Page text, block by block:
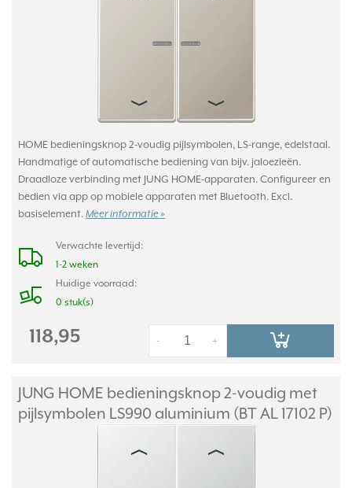
HOME bedieningsknop 2-voudig pijlsymbolen, LS-range, edelstaal.
Handmatige of automatische bediening van bijv. jaloezieën.
Draadloze verbinding met JUNG HOME-apparaten. Configureer en
bedien via app op mobiele apparaten met Bluetooth. Excl.
basiselement. Meer informatie »
Verwachte levertijd:
1-2 weken
Huidige voorraad:
0 stuk(s)
118,95 +
-
JUNG HOME bedieningsknop 2-voudig met
pijlsymbolen LS990 aluminium (BT AL 17102 P)